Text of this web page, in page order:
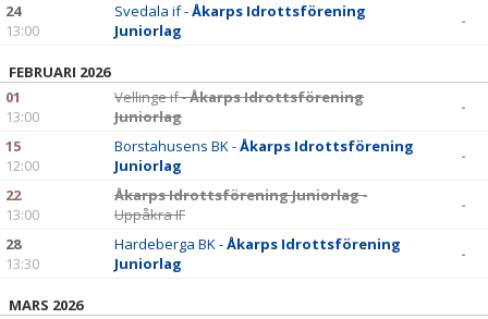
24
13:00
Svedala if -Åkarps Idrottsförening
Juniorlag
-
FEBRUARI 2026
01
13:00
Vellinge if -Åkarps Idrottsförening
Juniorlag
-
15
12:00
Borstahusens BK -Åkarps Idrottsförening
Juniorlag
-
22
13:00
Åkarps Idrottsförening Juniorlag-
Uppåkra IF
-
28
13:30
Hardeberga BK -Åkarps Idrottsförening
Juniorlag
-
MARS 2026